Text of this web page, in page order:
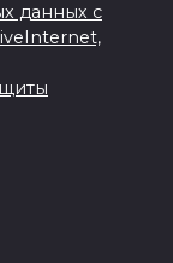
данных с